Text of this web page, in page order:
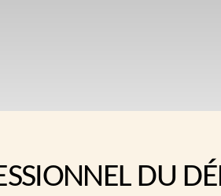
DU